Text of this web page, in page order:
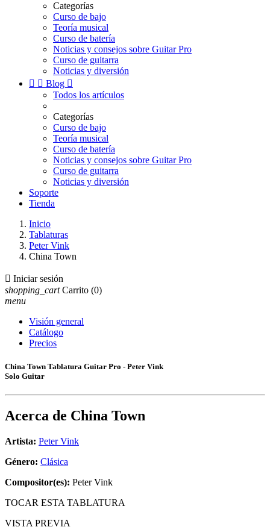
Categorías
Curso de bajo
Teoría musical
Curso de batería
Noticias y consejos sobre Guitar Pro
Curso de guitarra
Noticias y diversión
  Blog 
Todos los artículos
Categorías
Curso de bajo
Teoría musical
Curso de batería
Noticias y consejos sobre Guitar Pro
Curso de guitarra
Noticias y diversión
Soporte
Tienda
Inicio
Tablaturas
Peter Vink
China Town
 Iniciar sesión
shopping_cart Carrito (0)
menu
Visión general
Catálogo
Precios
China Town Tablatura Guitar Pro - Peter Vink
Solo Guitar
Acerca de China Town
Artista: Peter Vink
Género: Clásica
Compositor(es): Peter Vink
TOCAR ESTA TABLATURA
VISTA PREVIA